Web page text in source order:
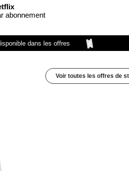
abonnement
dans les offres
Voir toutes les offres de